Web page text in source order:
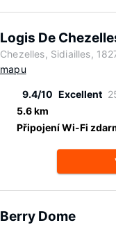
Logis De
Chezelles, Sidiailles,
mapu
9.4/10 Excellent
5.6 km
Připojení Wi-Fi
Berry Dome